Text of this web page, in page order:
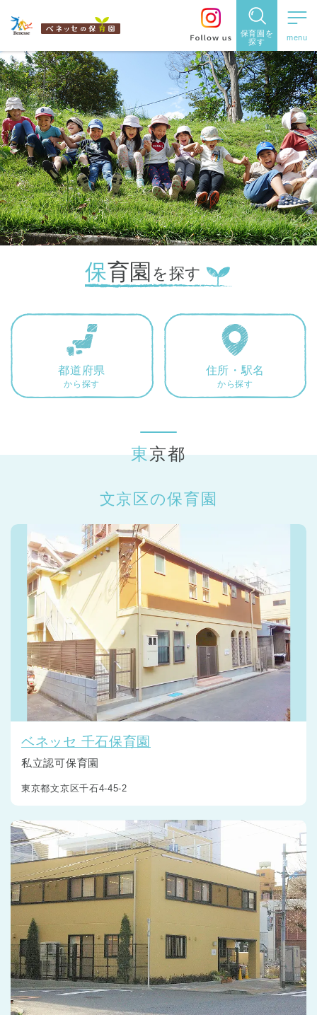
保育園を
探す
保育園を探す
住所・駅
名から探
す
都道府県
東京都
東京都 全域
保育園 を探す
都道府県
から探す
住所・駅名
から探す
東京都
文京区の保育園
ベネッセ 千石保育園
私立認可保育園
東京都文京区千石4-45-2
閉じる
から探す
東京都
神奈川県
千葉県
埼玉県
閉じる
住所・駅名 から探す
住所や駅名を入力
検索する